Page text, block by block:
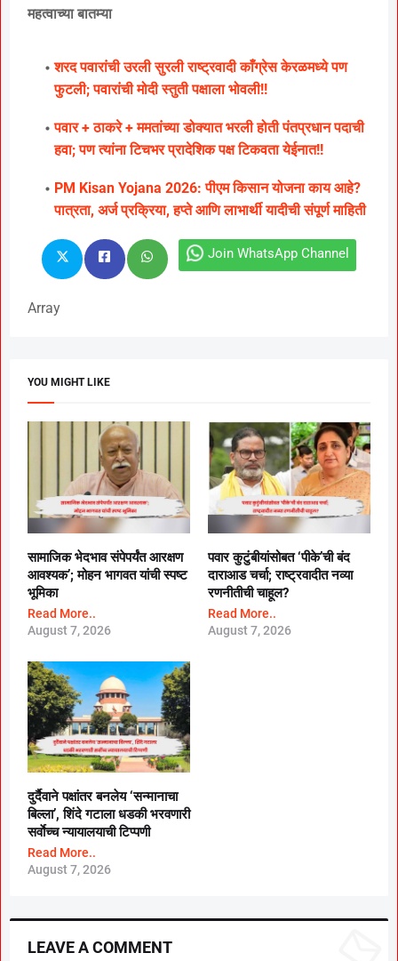
महत्वाच्या बातम्या
शरद पवारांची उरली सुरली राष्ट्रवादी काँग्रेस केरळमध्ये पण
फुटली; पवारांची मोदी स्तुती पक्षाला भोवली!!
पवार + ठाकरे + ममतांच्या डोक्यात भरली होती पंतप्रधान पदाची
हवा; पण त्यांना टिचभर प्रादेशिक पक्ष टिकवता येईनात!!
PM Kisan Yojana 2026: पीएम किसान योजना काय आहे?
पात्रता, अर्ज प्रक्रिया, हप्ते आणि लाभार्थी यादीची संपूर्ण माहिती
Join WhatsApp Channel
Array
YOU MIGHT LIKE
सामाजिक भेदभाव संपेपर्यंत आरक्षण
आवश्यक’; मोहन भागवत यांची स्पष्ट
भूमिका
Read More..
August 7, 2026
पवार कुटुंबीयांसोबत ‘पीके’ची बंद
दाराआड चर्चा; राष्ट्रवादीत नव्या
रणनीतीची चाहूल?
Read More..
August 7, 2026
दुर्दैवाने पक्षांतर बनलेय ‘सन्मानाचा
बिल्ला’, शिंदे गटाला धडकी भरवणारी
सर्वाेच्च न्यायालयाची टिप्पणी
Read More..
August 7, 2026
LEAVE A COMMENT